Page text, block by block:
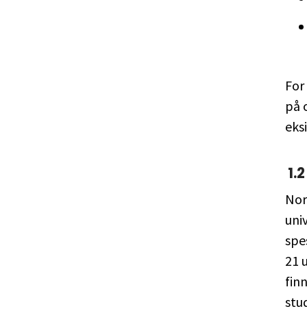
på
1.2
21